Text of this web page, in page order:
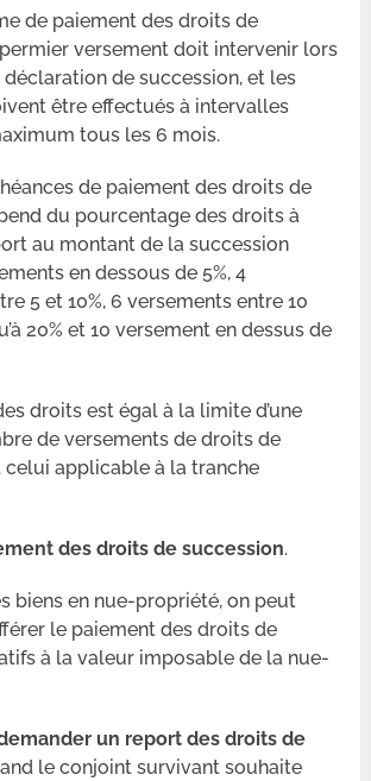
de paiement des droits de
versement doit intervenir lors
de succession, et les
être effectués à intervalles
tous les 6 mois.
de paiement des droits de
du pourcentage des droits à
au montant de la succession
en dessous de 5%, 4
5 et 10%, 6 versements entre 10
20% et 10 versement en dessus de
droits est égal à la limite d’une
de versements de droits de
celui applicable à la tranche
des droits de succession.
biens en nue-propriété, on peut
le paiement des droits de
à la valeur imposable de la nue-
un report des droits de
le conjoint survivant souhaite